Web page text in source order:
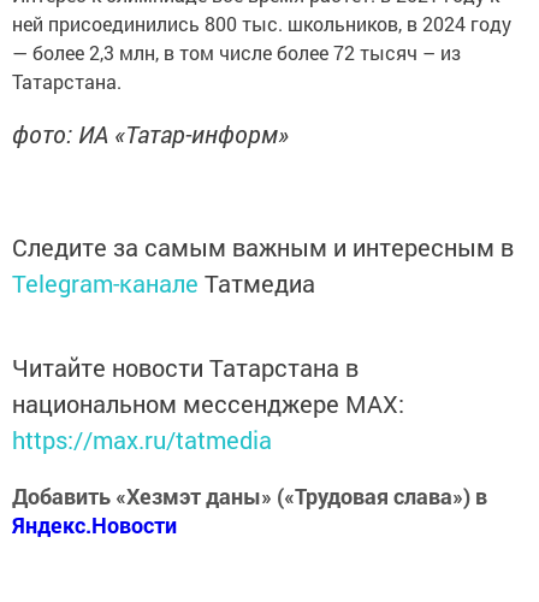
ней присоединились 800 тыс. школьников, в 2024 году
— более 2,3 млн, в том числе более 72 тысяч – из
Татарстана.
фото: ИА «Татар-информ»
Следите за самым важным и интересным в
Telegram-канале Татмедиа
Читайте новости Татарстана в
национальном мессенджере MАХ:
https://max.ru/tatmedia
Добавить «Хезмэт даны» («Трудовая слава») в
Яндекс.Новости